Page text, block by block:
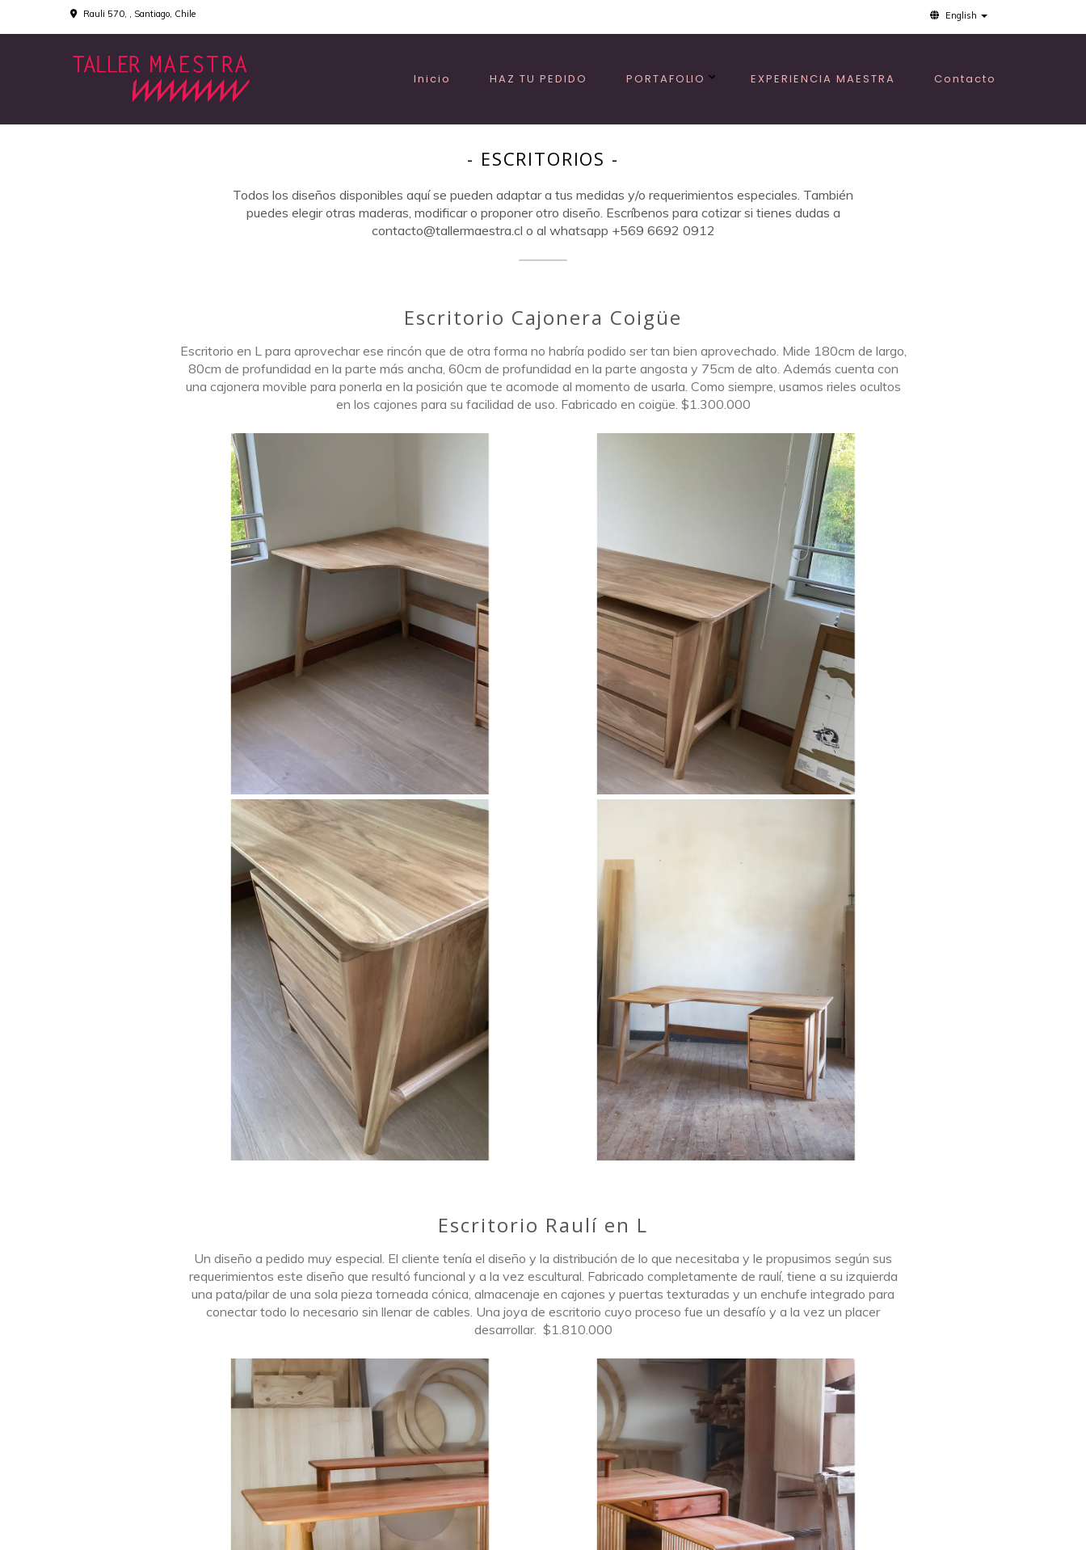
Rauli 570, , Santiago, Chile English
Inicio HAZ TU PEDIDO PORTAFOLIO EXPERIENCIA MAESTRA Contacto
- ESCRITORIOS -
Todos los diseños disponibles aquí se pueden adaptar a tus medidas y/o requerimientos especiales. También
puedes elegir otras maderas, modificar o proponer otro diseño. Escríbenos para cotizar si tienes dudas a
contacto@tallermaestra.cl o al whatsapp +569 6692 0912
Escritorio Cajonera Coigüe
Escritorio en L para aprovechar ese rincón que de otra forma no habría podido ser tan bien aprovechado. Mide 180cm de largo,
80cm de profundidad en la parte más ancha, 60cm de profundidad en la parte angosta y 75cm de alto. Además cuenta con
una cajonera movible para ponerla en la posición que te acomode al momento de usarla. Como siempre, usamos rieles ocultos
en los cajones para su facilidad de uso. Fabricado en coigüe. $1.300.000
Escritorio Raulí en L
Un diseño a pedido muy especial. El cliente tenía el diseño y la distribución de lo que necesitaba y le propusimos según sus
requerimientos este diseño que resultó funcional y a la vez escultural. Fabricado completamente de raulí, tiene a su izquierda
una pata/pilar de una sola pieza torneada cónica, almacenaje en cajones y puertas texturadas y un enchufe integrado para
conectar todo lo necesario sin llenar de cables. Una joya de escritorio cuyo proceso fue un desafío y a la vez un placer
desarrollar. $1.810.000